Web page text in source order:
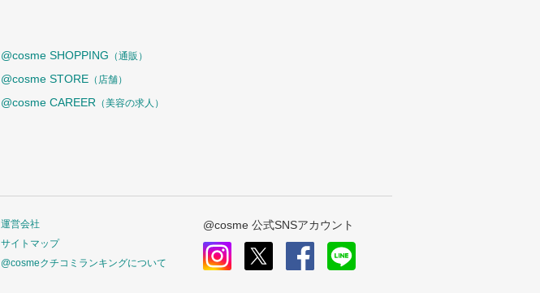
@cosme SHOPPING （通販）
@cosme STORE （店舗）
@cosme CAREER （美容の求人）
運営会社
サイトマップ
@cosmeクチコミランキングについて
@cosme 公式SNSアカウント